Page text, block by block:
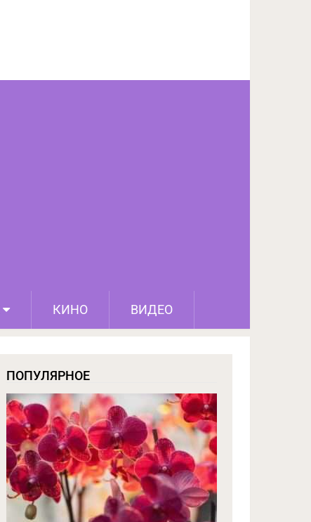
КИНО ВИДЕО
ПОПУЛЯРНОЕ